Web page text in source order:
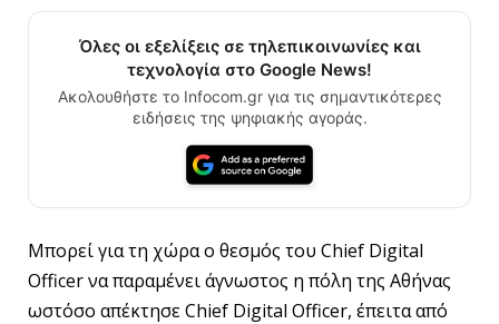
Όλες οι εξελίξεις σε τηλεπικοινωνίες και
τεχνολογία στο Google News!
Ακολουθήστε το Infocom.gr για τις σημαντικότερες
ειδήσεις της ψηφιακής αγοράς.
Μπορεί για τη χώρα ο θεσμός του Chief Digital
Officer να παραμένει άγνωστος η πόλη της Αθήνας
ωστόσο απέκτησε Chief Digital Officer, έπειτα από